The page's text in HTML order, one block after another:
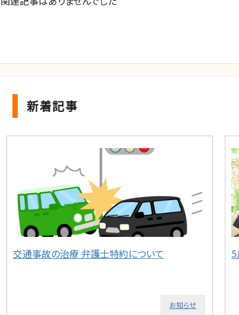
新着記事
交通事故の治療 弁護士特約について
お知らせ